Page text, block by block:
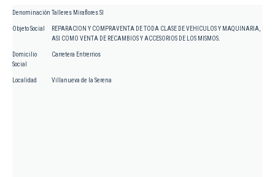
Denominación Talleres Miraflores Sl
Objeto Social
REPARACION Y COMPRAVENTA DE TODA CLASE DE VEHICULOS Y MAQUINARIA,
ASI COMO VENTA DE RECAMBIOS Y ACCESORIOS DE LOS MISMOS.
Domicilio
Social
Carretera Entrerrios
Localidad Villanueva de la Serena